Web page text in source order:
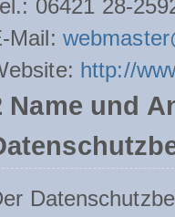
06421 28-
Mail:
http://
Name und